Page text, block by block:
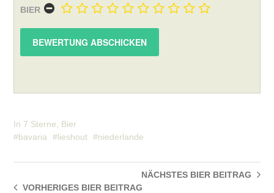
BIER
In 7 Sterne
Bier
bavaria
lieshout niederlande
NÄCHSTES BIERBEITRAG
VORHERIGES BIER BEITRAG